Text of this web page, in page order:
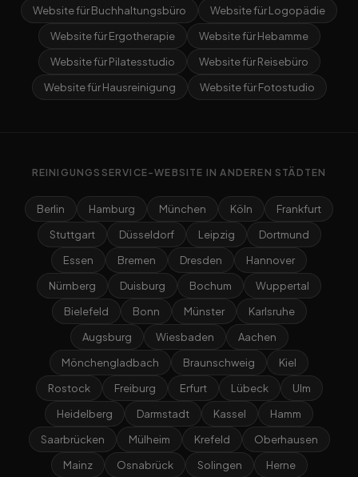
Website für Buchhaltungsbüro
Website für Logopädie
Website für Ergotherapie
Website für Hebamme
Website für Pilatesstudio
Website für Reisebüro
Website für Hausreinigung
Website für Fotostudio
REINIGUNGSSERVICE-WEBSITE IN ANDEREN STÄDTEN
Berlin Hamburg München Köln
Frankfurt
Stuttgart
Düsseldorf Leipzig
Dortmund
Essen
Bremen Dresden
Hannover
Nürnberg
Duisburg Bochum
Wuppertal
Bielefeld
Bonn Münster
Karlsruhe
Augsburg
Wiesbaden
Aachen
Mönchengladbach
Braunschweig
Kiel
Rostock
Freiburg Erfurt Lübeck
Ulm
Heidelberg
Darmstadt Kassel
Hamm
Saarbrücken
Mülheim Krefeld
Oberhausen
Mainz
Osnabrück Solingen Herne